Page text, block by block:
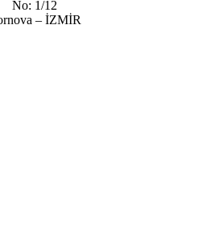
No: 1/12
– İZMİR